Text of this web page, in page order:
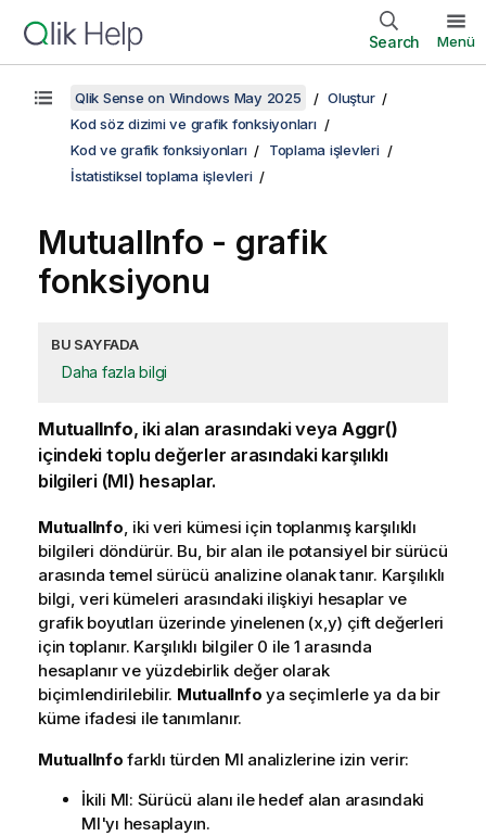
Search Menü
Qlik Sense on Windows May 2025
Oluştur
Kod söz dizimi ve grafik fonksiyonları
Kod ve grafik fonksiyonları
Toplama işlevleri
İstatistiksel toplama işlevleri
MutualInfo - grafik
fonksiyonu
BU SAYFADA
Daha fazla bilgi
MutualInfo, iki alan arasındaki veya Aggr()
içindeki toplu değerler arasındaki karşılıklı
bilgileri (MI) hesaplar.
MutualInfo, iki veri kümesi için toplanmış karşılıklı
bilgileri döndürür. Bu, bir alan ile potansiyel bir sürücü
arasında temel sürücü analizine olanak tanır. Karşılıklı
bilgi, veri kümeleri arasındaki ilişkiyi hesaplar ve
grafik boyutları üzerinde yinelenen (x,y) çift değerleri
için toplanır. Karşılıklı bilgiler 0 ile 1 arasında
hesaplanır ve yüzdebirlik değer olarak
biçimlendirilebilir. MutualInfo ya seçimlerle ya da bir
küme ifadesi ile tanımlanır.
MutualInfo farklı türden MI analizlerine izin verir:
İkili MI: Sürücü alanı ile hedef alan arasındaki
MI'yı hesaplayın.